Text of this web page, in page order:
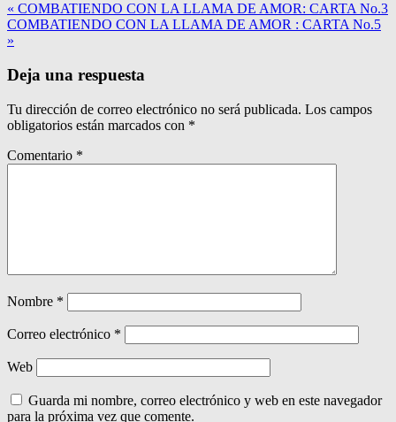
« COMBATIENDO CON LA LLAMA DE AMOR: CARTA No.3
COMBATIENDO CON LA LLAMA DE AMOR : CARTA No.5
»
Deja una respuesta
Tu dirección de correo electrónico no será publicada. Los campos
obligatorios están marcados con *
Comentario *
Nombre *
Correo electrónico *
Web
Guarda mi nombre, correo electrónico y web en este navegador
para la próxima vez que comente.